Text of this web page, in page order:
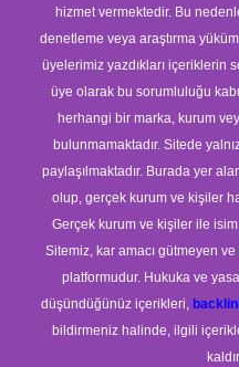
hizmet vermektedir. Bu
denetleme veya araştırma
üyelerimiz yazdıkları içeriklerin
üye olarak bu sorumluluğu
herhangi bir marka, kurum
bulunmamaktadır. Sitede
paylaşılmaktadır. Burada yer
olup, gerçek kurum ve kişiler
Gerçek kurum ve kişiler ile
Sitemiz, kar amacı gütmeyen
platformudur. Hukuka ve
düşündüğünüz içerikleri,
bildirmeniz halinde, ilgili